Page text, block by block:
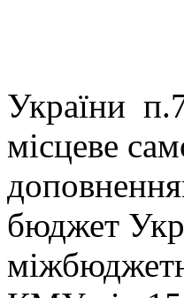
України
місцеве
бюджет